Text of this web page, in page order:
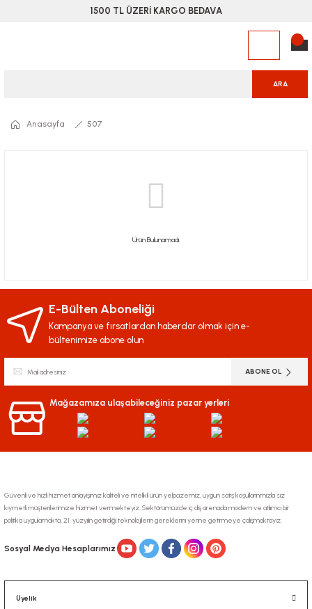
1500 TL ÜZERİ KARGO BEDAVA
ARA
Anasayfa 507
Ürün Bulunamadı.
E-Bülten Aboneliği
Kampanya ve fırsatlardan haberdar olmak için e-
bültenimize abone olun
ABONE OL
Mağazamıza ulaşabileceğiniz pazar yerleri
Güvenli ve hızlı hizmet anlayışımız kaliteli ve nitelikli ürün yelpazemiz, uygun satış koşullarınmızla siz
kıymetli müşterilerimize hizmet vermekteyiz. Sektörümüzde iç dış arenada modern ve atılımcı bir
politika uygulamakta, 21. yüzyılın getirdiği teknolojilerin gereklerini yerine getirmeye çalışmaktayız.
Sosyal Medya Hesaplarımız
Üyelik